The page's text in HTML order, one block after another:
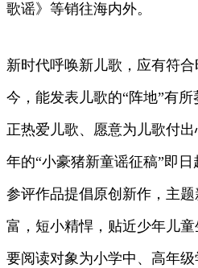
歌谣》等销往海内外。
新时代呼唤新儿歌，应有符
今，能发表儿歌的“阵地”有
正热爱儿歌、愿意为儿歌付
年的“小豪猪新童谣征稿”即日
参评作品提倡原创新作，主
富，短小精悍，贴近少年儿
要阅读对象为小学中、高年